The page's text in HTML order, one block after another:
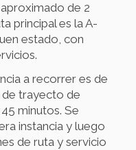
de 2
principal es la A-
estado, con
a recorrer es de
de trayecto de
minutos. Se
instancia y luego
de ruta y servicio